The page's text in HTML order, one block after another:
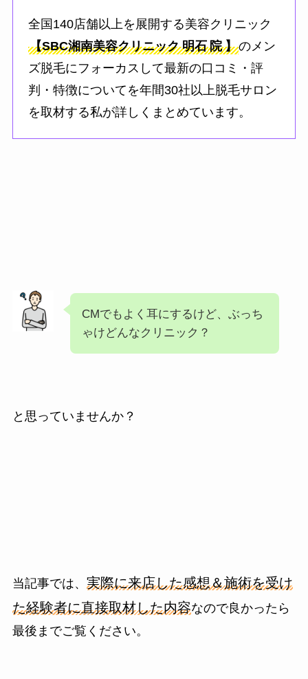
全国140店舗以上を展開する美容クリニック
【SBC湘南美容クリニック 明石 院 】のメン
ズ脱毛にフォーカスして最新の口コミ・評
判・特徴についてを年間30社以上脱毛サロン
を取材する私が詳しくまとめています。
CMでもよく耳にするけど、ぶっち
ゃけどんなクリニック？
と思っていませんか？
当記事では、 実際に来店した感想＆施術を受け
た経験者に直接取材した内容なので良かったら
最後までご覧ください。